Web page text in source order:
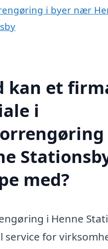
i byer nær
kan et
i
med?
i Henne
service for